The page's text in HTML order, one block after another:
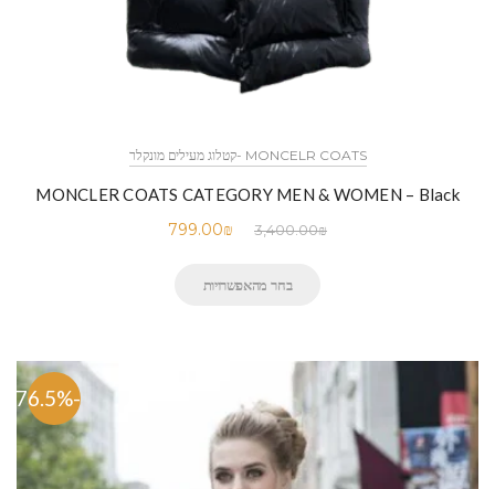
MONCELR COATS -קטלוג מעילים מונקלר
MONCLER COATS CATEGORY MEN & WOMEN – Black
3,400.00₪
799.00₪
בחר מהאפשרויות
-76.5%